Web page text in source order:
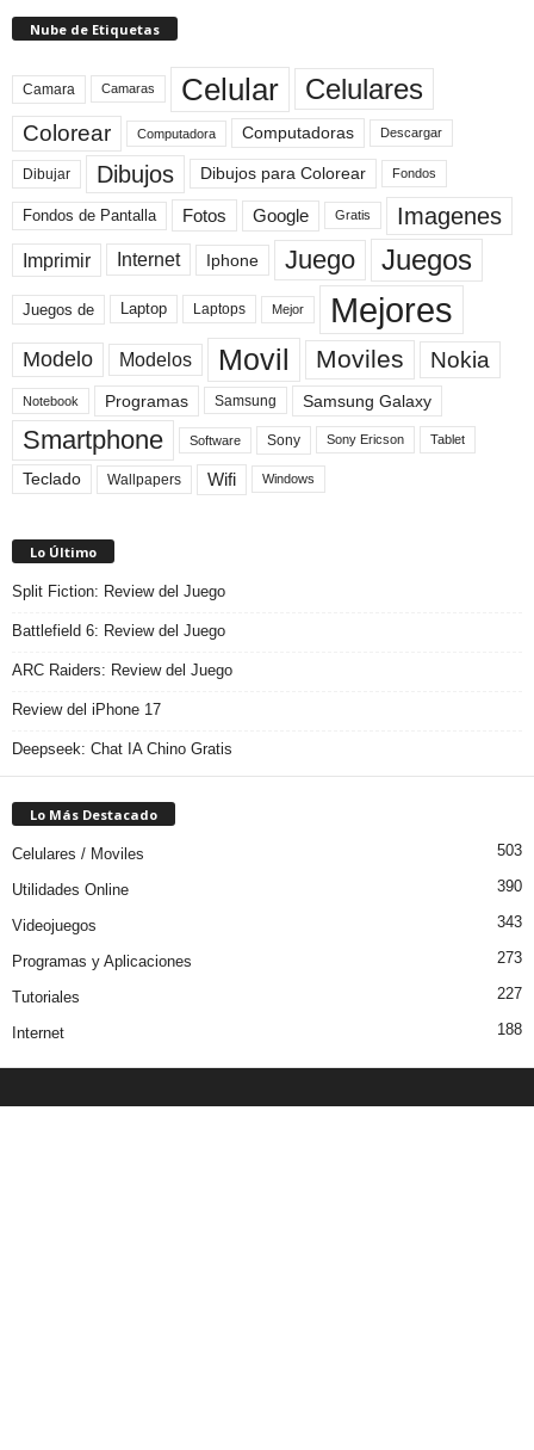
Nube de Etiquetas
Camara Camaras Celular Celulares
Colorear Computadora Computadoras Descargar
Dibujar Dibujos Dibujos para Colorear Fondos
Fondos de Pantalla Fotos Google Gratis Imagenes
Imprimir Internet Iphone Juego Juegos
Juegos de Laptop Laptops Mejor Mejores
Modelo Modelos Movil Moviles Nokia
Notebook Programas Samsung Samsung Galaxy
Smartphone Software Sony Sony Ericson Tablet
Teclado Wallpapers Wifi Windows
Lo Último
Split Fiction: Review del Juego
Battlefield 6: Review del Juego
ARC Raiders: Review del Juego
Review del iPhone 17
Deepseek: Chat IA Chino Gratis
Lo Más Destacado
Celulares / Moviles 503
Utilidades Online 390
Videojuegos 343
Programas y Aplicaciones 273
Tutoriales 227
Internet 188